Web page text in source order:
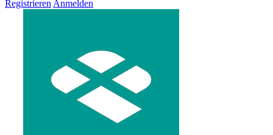
Registrieren Anmelden